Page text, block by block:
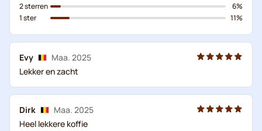
2 sterren
1 ster
6%
11%
Evy
Maa. 2025
Lekker en zacht
Dirk
Maa. 2025
Heel lekkere koffie